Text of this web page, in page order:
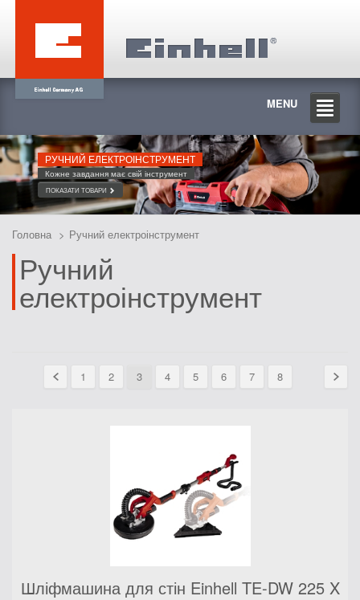
MENU
РУЧНИЙ ЕЛЕКТРОІНСТРУМЕНТ
Кожне завдання має свій інструмент
ПОКАЗАТИ ТОВАРИ
Головна Ручний електроінструмент
Ручний
електроінструмент
1 2 3 4 5 6 7 8
Шліфмашина для стін Einhell TE-DW 225 X